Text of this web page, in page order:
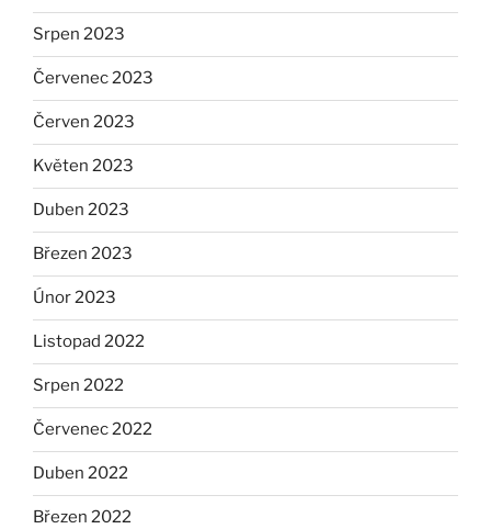
Srpen 2023
Červenec 2023
Červen 2023
Květen 2023
Duben 2023
Březen 2023
Únor 2023
Listopad 2022
Srpen 2022
Červenec 2022
Duben 2022
Březen 2022